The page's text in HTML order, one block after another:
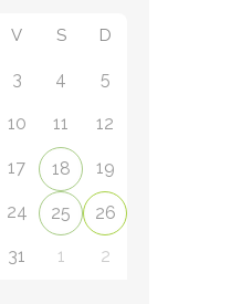
V S D
3 4 5
10 11 12
17 18 19
24 25 26
31 1 2